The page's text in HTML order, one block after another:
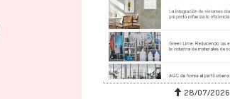
28/07/2026